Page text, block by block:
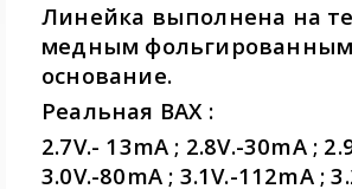
Линейка выполнена на
медным фольгированным
основание.
Реальная ВАХ :
2.7V.- 13mA ; 2.8V.-30mA ;
3.0V.-80mA ; 3.1V.-112mA ;